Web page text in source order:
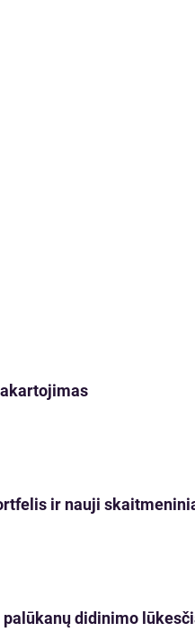
ir nauji
didinimo